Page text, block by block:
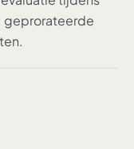
geprorateerde